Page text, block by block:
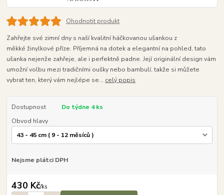
Ohodnotit produkt
Zahřejte své zimní dny s naší kvalitní háčkovanou ušankou z
měkké žinylkové příze. Příjemná na dotek a elegantní na pohled, tato
ušanka nejenže zahřeje, ale i perfektně padne. Její originální design vám
umožní volbu mezi tradičními oušky nebo bambulí, takže si můžete
vybrat ten, který vám nejlépe se... celý popis
Dostupnost
Do týdne 4 ks
Obvod hlavy
Nejsme plátci DPH
430 Kč/ks